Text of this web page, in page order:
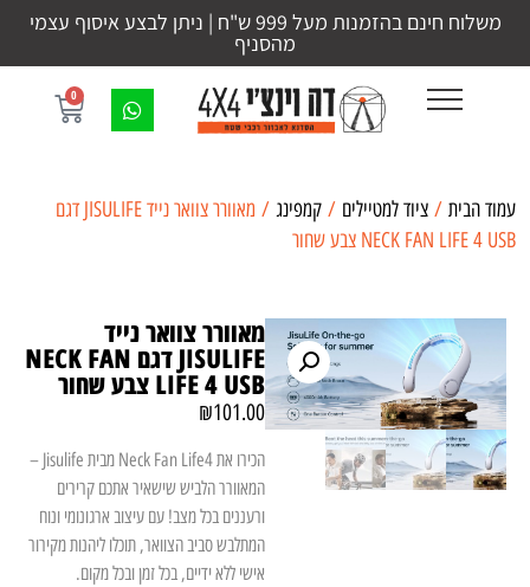
משלוח חינם בהזמנות מעל 999 ש"ח | ניתן לבצע איסוף עצמי
מהסניף
0
עמוד הבית / ציוד למטיילים / קמפינג
/ מאוורר צוואר נייד JISULIFE דגם
NECK FAN LIFE 4 USB צבע שחור
מאוורר צוואר נייד
JISULIFE דגם NECK FAN
LIFE 4 USB צבע שחור
₪101.00
הכירו את Neck Fan Life4 מבית Jisulife –
המאוורר הלביש שישאיר אתכם קרירים
ורעננים בכל מצב! עם עיצוב ארגונומי ונוח
המתלבש סביב הצוואר, תוכלו ליהנות מקירור
אישי ללא ידיים, בכל זמן ובכל מקום.